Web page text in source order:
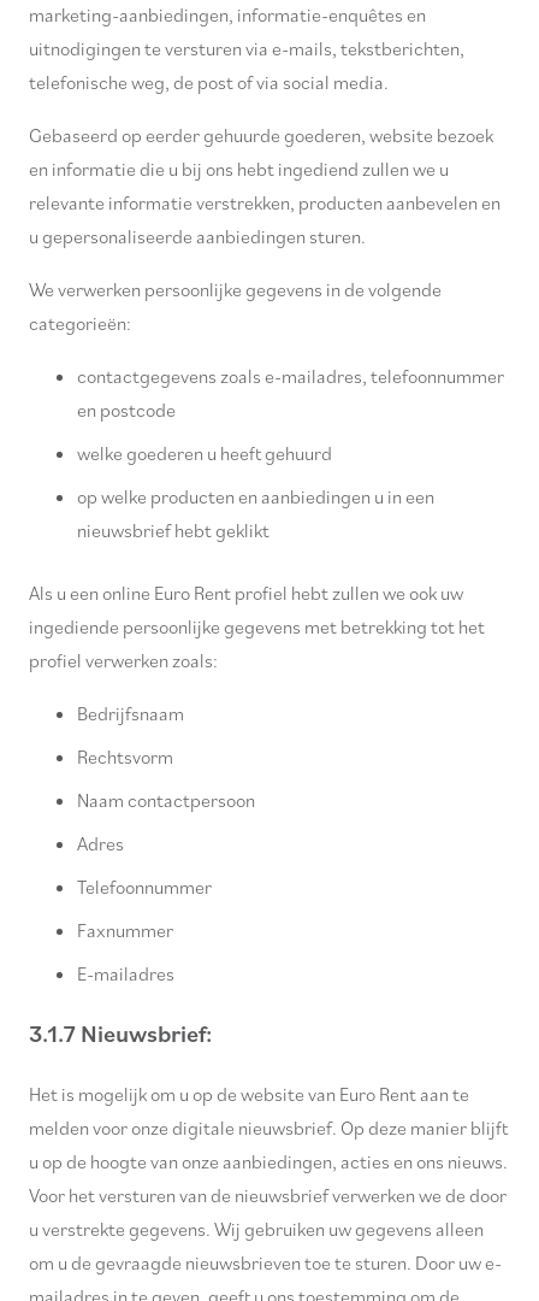
marketing-aanbiedingen, informatie-enquêtes en
uitnodigingen te versturen via e-mails, tekstberichten,
telefonische weg, de post of via social media.
Gebaseerd op eerder gehuurde goederen, website bezoek
en informatie die u bij ons hebt ingediend zullen we u
relevante informatie verstrekken, producten aanbevelen en
u gepersonaliseerde aanbiedingen sturen.
We verwerken persoonlijke gegevens in de volgende
categorieën:
contactgegevens zoals e-mailadres, telefoonnummer
en postcode
welke goederen u heeft gehuurd
op welke producten en aanbiedingen u in een
nieuwsbrief hebt geklikt
Als u een online Euro Rent profiel hebt zullen we ook uw
ingediende persoonlijke gegevens met betrekking tot het
profiel verwerken zoals:
Bedrijfsnaam
Rechtsvorm
Naam contactpersoon
Adres
Telefoonnummer
Faxnummer
E-mailadres
3.1.7 Nieuwsbrief:
Het is mogelijk om u op de website van Euro Rent aan te
melden voor onze digitale nieuwsbrief. Op deze manier blijft
u op de hoogte van onze aanbiedingen, acties en ons nieuws.
Voor het versturen van de nieuwsbrief verwerken we de door
u verstrekte gegevens. Wij gebruiken uw gegevens alleen
om u de gevraagde nieuwsbrieven toe te sturen. Door uw e-